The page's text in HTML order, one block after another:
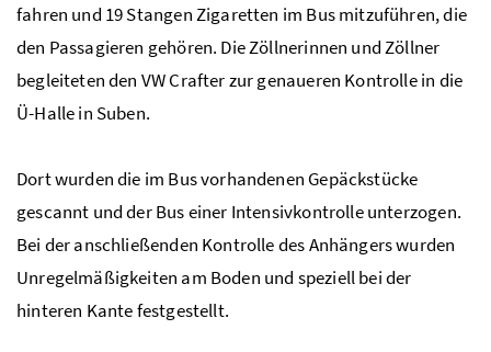
fahren und 19 Stangen Zigaretten im Bus mitzuführen, die
den Passagieren gehören. Die Zöllnerinnen und Zöllner
begleiteten den VW Crafter zur genaueren Kontrolle in die
Ü-Halle in Suben.
Dort wurden die im Bus vorhandenen Gepäckstücke
gescannt und der Bus einer Intensivkontrolle unterzogen.
Bei der anschließenden Kontrolle des Anhängers wurden
Unregelmäßigkeiten am Boden und speziell bei der
hinteren Kante festgestellt.